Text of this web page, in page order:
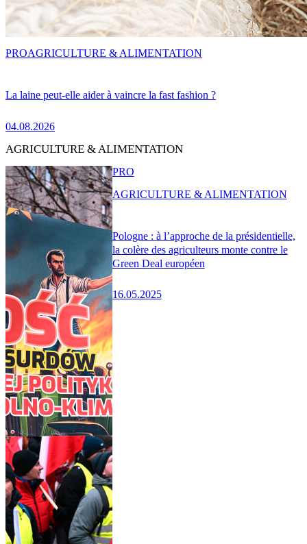
La laine peut-elle aider à vaincre la fast fashion ?
04.08.2026
PROAGRICULTURE & ALIMENTATION
AGRICULTURE & ALIMENTATION
Pologne : à l’approche de la présidentielle,
la colère des agriculteurs monte contre le
Green Deal européen
16.05.2025
PRO
AGRICULTURE & ALIMENTATION